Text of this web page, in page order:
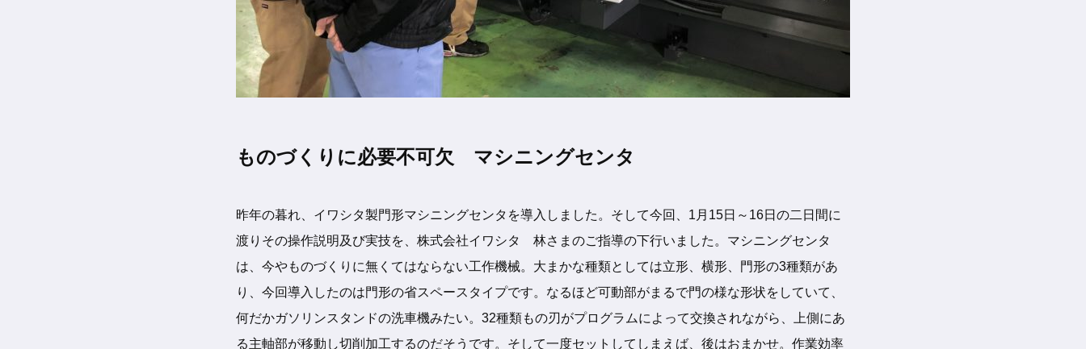
ものづくりに必要不可欠 マシニングセンタ
昨年の暮れ、イワシタ製門形マシニングセンタを導入しました。そして今回、1月15日～16日の二日間に
渡りその操作説明及び実技を、株式会社イワシタ 林さまのご指導の下行いました。マシニングセンタ
は、今やものづくりに無くてはならない工作機械。大まかな種類としては立形、横形、門形の3種類があ
り、今回導入したのは門形の省スペースタイプです。なるほど可動部がまるで門の様な形状をしていて、
何だかガソリンスタンドの洗車機みたい。32種類もの刃がプログラムによって交換されながら、上側にあ
る主軸部が移動し切削加工するのだそうです。そして一度セットしてしまえば、後はおまかせ。作業効率